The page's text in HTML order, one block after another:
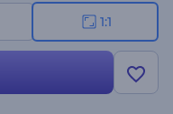
Ideal para
saudações em vídeo e
1:1